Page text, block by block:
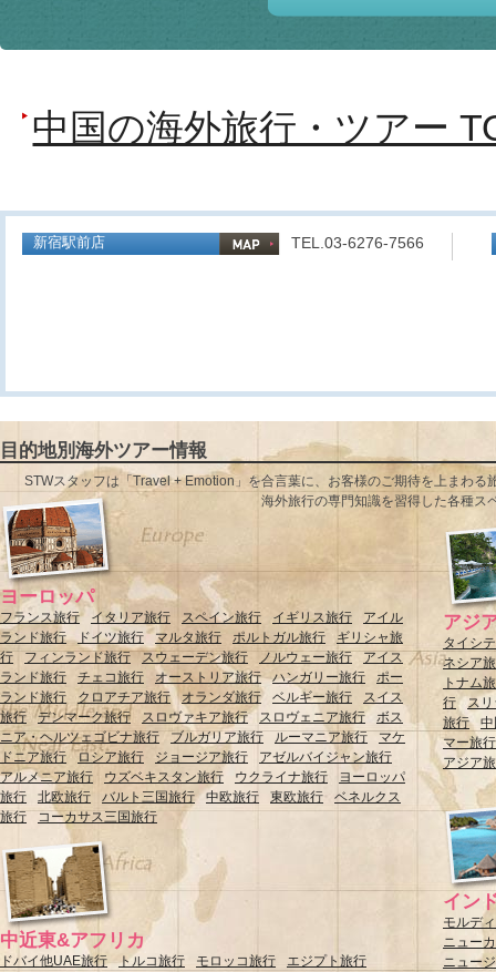
中国の海外旅行・ツアー
新宿駅前店 TEL.03-6276-7566
目的地別海外ツアー情報
STWスタッフは「Travel + Emotion」を合言葉に、お客様のご期待を上まわ
海外旅行の専門知識を習得した各種ス
ヨーロッパ
フランス旅行 イタリア旅行 スペイン旅行 イギリス旅行
アイル
ランド旅行
ドイツ旅行 マルタ旅行 ポルトガル旅行
ギリシャ旅
行
フィンランド旅行 スウェーデン旅行 ノルウェー旅行
アイス
ランド旅行
チェコ旅行 オーストリア旅行 ハンガリー旅行
ポー
ランド旅行
クロアチア旅行 オランダ旅行 ベルギー旅行
スイス
旅行
デンマーク旅行 スロヴァキア旅行 スロヴェニア旅行
ボス
ニア・ヘルツェゴビナ旅行
ブルガリア旅行 ルーマニア旅行
マケ
ドニア旅行
ロシア旅行 ジョージア旅行
アゼルバイジャン旅行
アルメニア旅行
ウズベキスタン旅行 ウクライナ旅行
ヨーロッパ
旅行
北欧旅行 バルト三国旅行 中欧旅行 東欧旅行
ベネルクス
旅行
コーカサス三国旅行
中近東&アフリカ
ドバイ他UAE旅行 トルコ旅行 モロッコ旅行
エジプト旅行
アジ
タイシ
ネシア
トナム
行
ス
旅行
マー旅行
アジア
イン
モルデ
ニュー
ニュー